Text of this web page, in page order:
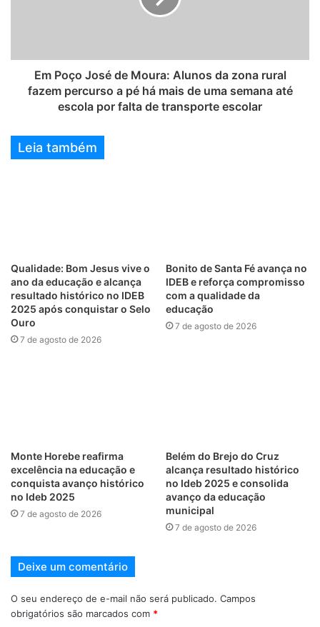
Em Poço José de Moura: Alunos da zona rural
fazem percurso a pé há mais de uma semana até
escola por falta de transporte escolar
Leia também
Qualidade: Bom Jesus vive o
ano da educação e alcança
resultado histórico no IDEB
2025 após conquistar o Selo
Ouro
7 de agosto de 2026
Bonito de Santa Fé avança no
IDEB e reforça compromisso
com a qualidade da
educação
7 de agosto de 2026
Monte Horebe reafirma
excelência na educação e
conquista avanço histórico
no Ideb 2025
7 de agosto de 2026
Belém do Brejo do Cruz
alcança resultado histórico
no Ideb 2025 e consolida
avanço da educação
municipal
7 de agosto de 2026
Deixe um comentário
O seu endereço de e-mail não será publicado. Campos
obrigatórios são marcados com *